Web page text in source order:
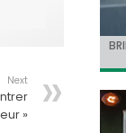
Next
»
«
«
«